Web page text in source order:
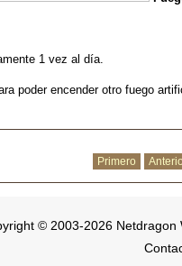
1 vez al día.
poder encender otro fuego
Primero
© 2003-2026 Netdragon